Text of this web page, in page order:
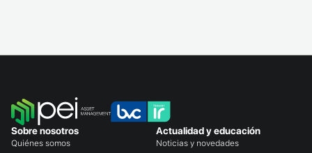
Sobre nosotros
Quiénes somos
Actualidad y educación
Noticias y novedades